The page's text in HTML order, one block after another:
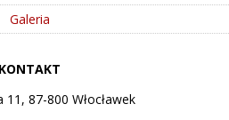
Galeria
KONTAKT
11, 87-800 Włocławek